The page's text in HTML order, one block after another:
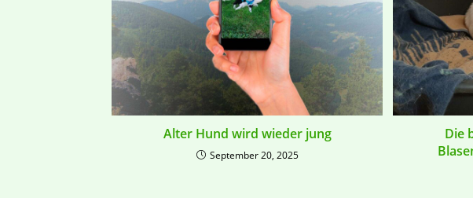
Alter Hund wird wieder jung
September 20, 2025
Die